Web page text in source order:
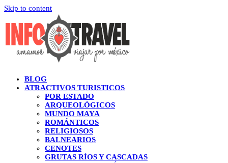
Skip to content
BLOG
ATRACTIVOS TURISTICOS
POR ESTADO
ARQUEOLÓGICOS
MUNDO MAYA
ROMÁNTICOS
RELIGIOSOS
BALNEARIOS
CENOTES
GRUTAS RÍOS Y CASCADAS